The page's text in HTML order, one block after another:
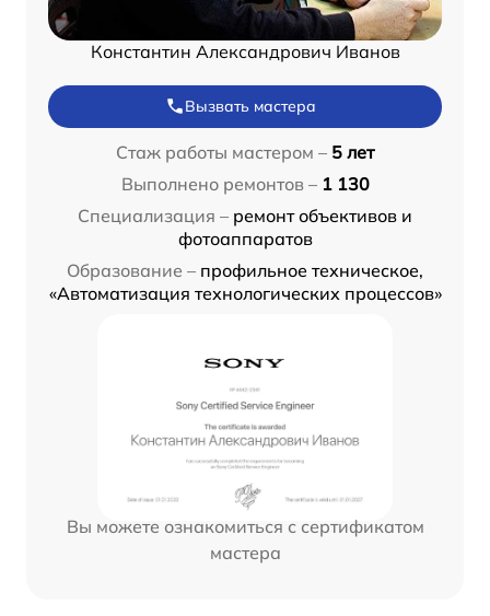
Константин Александрович Иванов
Вызвать мастера
Стаж работы мастером – 5 лет
Выполнено ремонтов – 1 130
Специализация – ремонт объективов и
фотоаппаратов
Образование – профильное техническое,
«Автоматизация технологических процессов»
Вы можете ознакомиться с сертификатом
мастера